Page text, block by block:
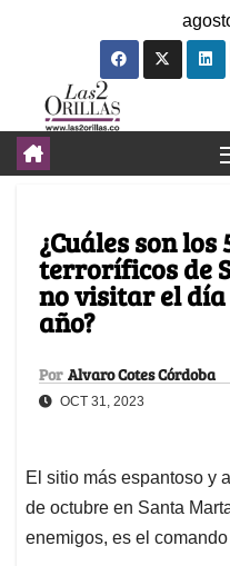
¿Cuáles son
terroríficos de
no visitar el día
año?
Por Alvaro Cotes Córdoba
OCT 31, 2023
El sitio más espantoso y
de octubre en Santa
enemigos, es el